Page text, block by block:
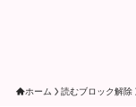
ホーム 読むブロック解除